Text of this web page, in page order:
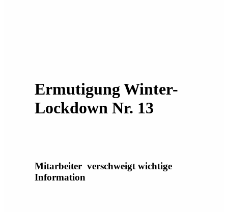
Ermutigung Winter-
Lockdown Nr. 13
Mitarbeiter verschweigt wichtige
Information